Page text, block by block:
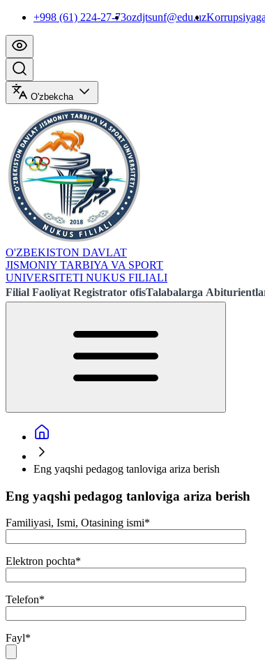
+998 (61) 224-27-73ozdjtsunf@edu.uz
O'zbekcha
O'ZBEKISTON DAVLAT
JISMONIY TARBIYA VA SPORT
UNIVERSITETI NUKUS FILIALI
Filial Faoliyat Registrator ofisTalabalarga
Eng yaqshi pedagog tanloviga ariza berish
Eng yaqshi pedagog tanloviga ariza berish
Familiyasi, Ismi, Otasining ismi*
Elektron pochta*
Telefon*
Fayl*